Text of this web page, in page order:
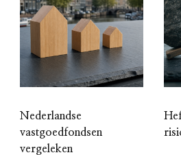
Nederlandse
vastgoedfondsen
vergeleken